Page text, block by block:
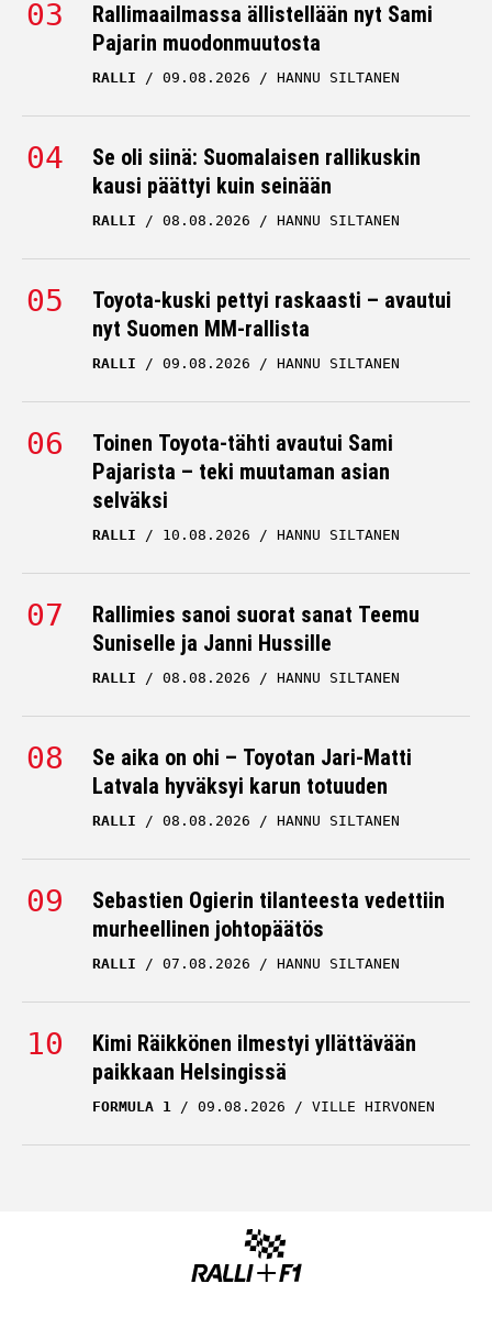
Rallimaailmassa ällistellään nyt Sami
Pajarin muodonmuutosta
RALLI 09.08.2026 HANNU SILTANEN
Se oli siinä: Suomalaisen rallikuskin
kausi päättyi kuin seinään
RALLI 08.08.2026 HANNU SILTANEN
Toyota-kuski pettyi raskaasti – avautui
nyt Suomen MM-rallista
RALLI 09.08.2026 HANNU SILTANEN
Toinen Toyota-tähti avautui Sami
Pajarista – teki muutaman asian
selväksi
RALLI 10.08.2026 HANNU SILTANEN
Rallimies sanoi suorat sanat Teemu
Suniselle ja Janni Hussille
RALLI 08.08.2026 HANNU SILTANEN
Se aika on ohi – Toyotan Jari-Matti
Latvala hyväksyi karun totuuden
RALLI 08.08.2026 HANNU SILTANEN
Sebastien Ogierin tilanteesta vedettiin
murheellinen johtopäätös
RALLI 07.08.2026 HANNU SILTANEN
Kimi Räikkönen ilmestyi yllättävään
paikkaan Helsingissä
FORMULA 1 09.08.2026 VILLE HIRVONEN